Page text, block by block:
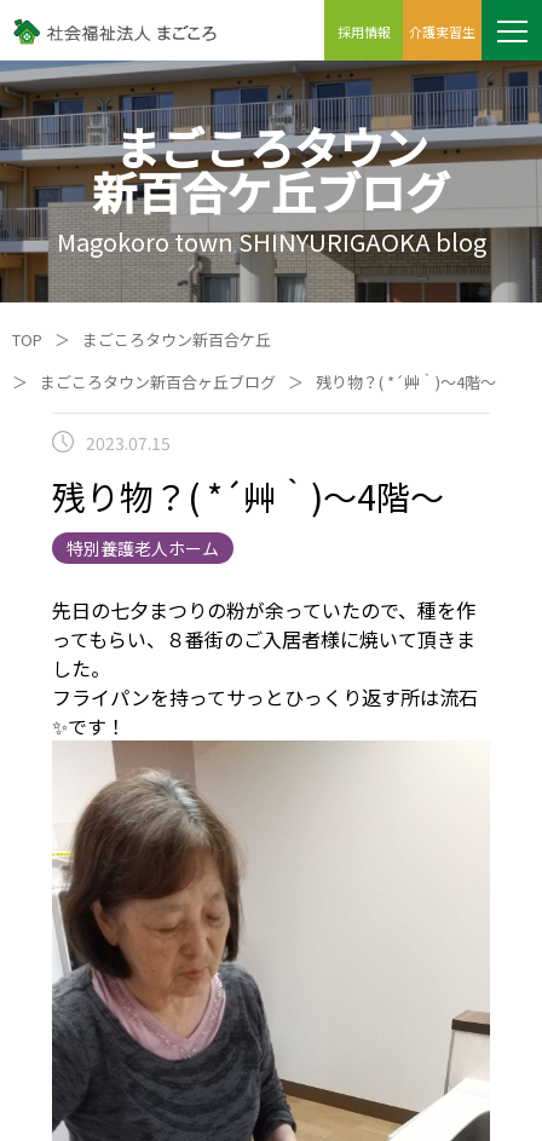
採用情報 介護実習生
まごころタウン
新百合ケ丘ブログ
Magokoro town SHINYURIGAOKA blog
TOP ＞
まごころタウン新百合ケ丘
＞
まごころタウン新百合ヶ丘ブログ ＞ 残り物？( *´艸｀)～4階～
2023.07.15
残り物？( *´艸｀)～4階～
特別養護老人ホーム
先日の七夕まつりの粉が余っていたので、種を作
ってもらい、８番街のご入居者様に焼いて頂きま
した。
フライパンを持ってサっとひっくり返す所は流石
✨です！